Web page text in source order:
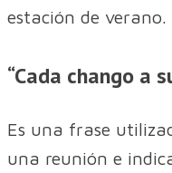
estación de verano.
“Cada chango a
Es una frase
una reunión e